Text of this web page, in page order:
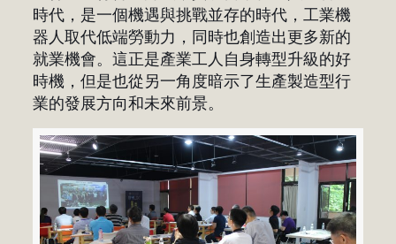
時代，是一個機遇與挑戰並存的時代，工業機
器人取代低端勞動力，同時也創造出更多新的
就業機會。這正是產業工人自身轉型升級的好
時機，但是也從另一角度暗示了生產製造型行
業的發展方向和未來前景。